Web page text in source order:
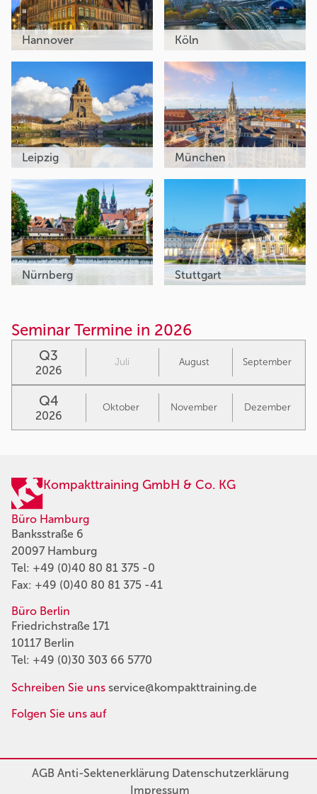
Hannover Köln
Leipzig München
Nürnberg Stuttgart
Seminar Termine in 2026
Q3
2026
Juli August September
Q4
2026
Oktober November Dezember
Kompakttraining GmbH & Co. KG
Büro Hamburg
Banksstraße 6
20097 Hamburg
Tel: +49 (0)40 80 81 375 -0
Fax: +49 (0)40 80 81 375 -41
Büro Berlin
Friedrichstraße 171
10117 Berlin
Tel: +49 (0)30 303 66 5770
Schreiben Sie uns service@kompakttraining.de
Folgen Sie uns auf
AGBAnti-SektenerklärungDatenschutzerklärung
Impressum